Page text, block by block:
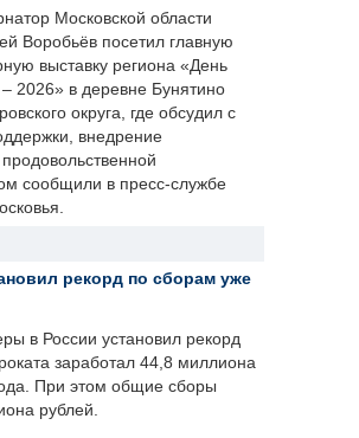
Московской области
Воробьёв посетил главную
выставку региона «День
2026» в деревне Бунятино
округа, где обсудил с
внедрение
сообщили в пресс-службе
рекорд по сборам уже
в России установил рекорд
заработал 44,8 миллиона
При этом общие сборы
рублей.